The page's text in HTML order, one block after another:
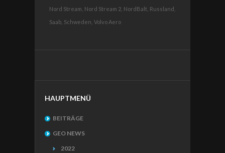
Nord Stream, Nord Stream 2, NordBalt, Russland,
Saab, Schweden, Volvo Aero
HAUPTMENÜ
BEITRÄGE
GEO NEWS
2022